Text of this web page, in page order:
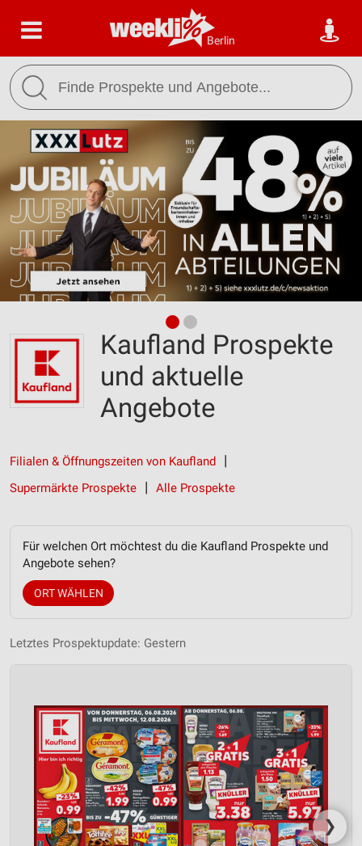
Berlin
Kaufland Prospekte
und aktuelle
Angebote
Filialen & Öffnungszeiten von Kaufland
Supermärkte Prospekte
Alle Prospekte
Für welchen Ort möchtest du die Kaufland Prospekte und
Angebote sehen?
ORT WÄHLEN
Letztes Prospektupdate: Gestern
❯